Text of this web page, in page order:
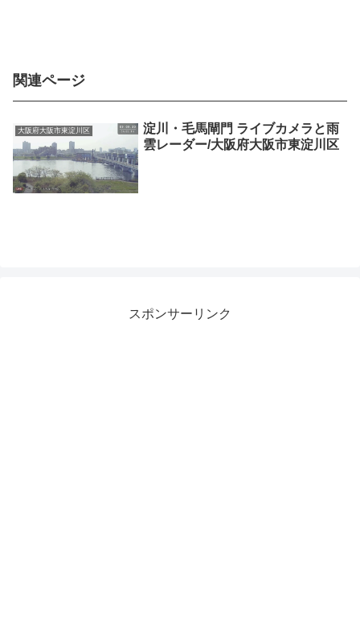
関連ページ
大阪府大阪市東淀川区
淀川・毛馬閘門 ライブカメラと雨
雲レーダー/大阪府大阪市東淀川区
スポンサーリンク